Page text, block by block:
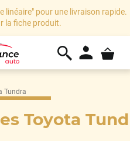
linéaire" pour une livraison rapide.
la fiche produit.
Tundra
Toyota